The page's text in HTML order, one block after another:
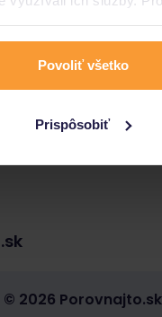
Povoliť všetko
Prispôsobiť
© 2026 Porovnajto.sk